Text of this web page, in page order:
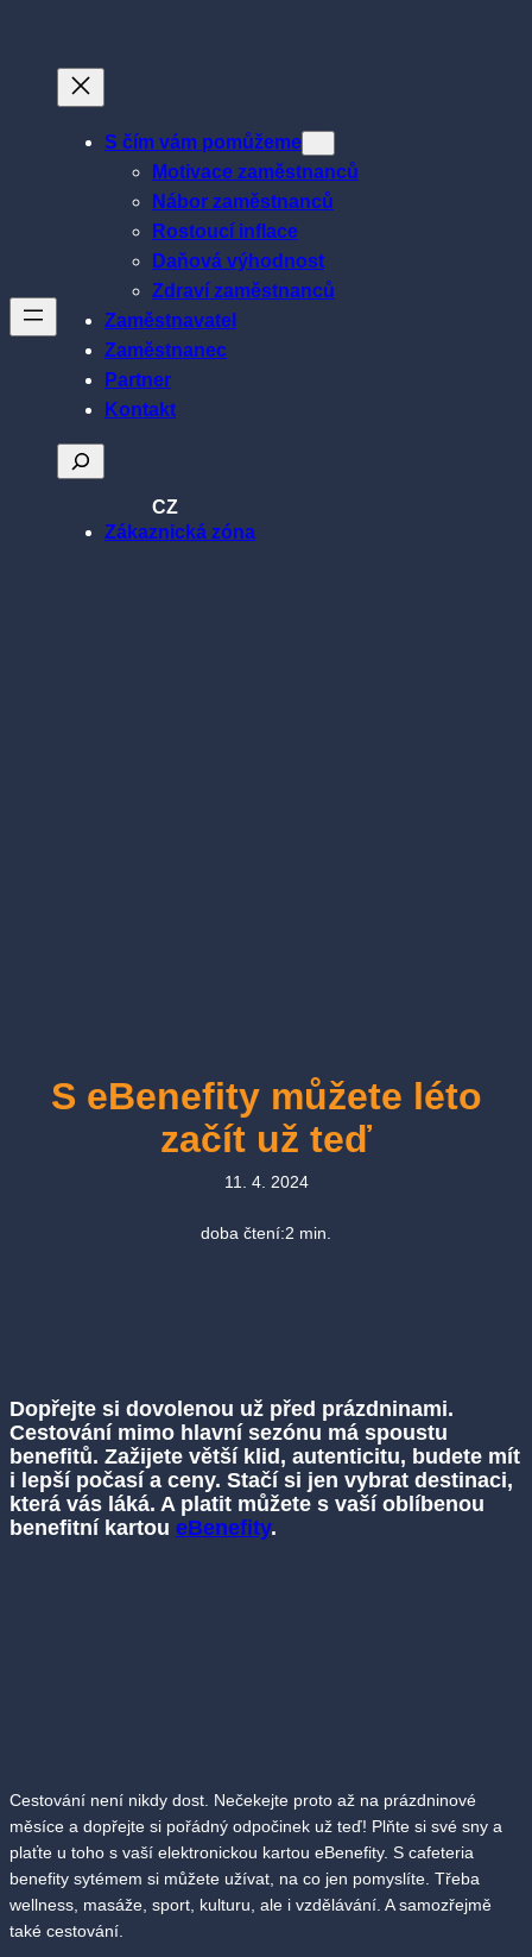
S čím vám pomůžeme
Motivace zaměstnanců
Nábor zaměstnanců
Rostoucí inflace
Daňová výhodnost
Zdraví zaměstnanců
Zaměstnavatel
Zaměstnanec
Partner
Kontakt
Hledat
CZ
Zákaznická zóna
S eBenefity můžete léto
začít už teď
11. 4. 2024
doba čtení:2 min.
Dopřejte si dovolenou už před prázdninami.
Cestování mimo hlavní sezónu má spoustu
benefitů. Zažijete větší klid, autenticitu, budete mít
i lepší počasí a ceny. Stačí si jen vybrat destinaci,
která vás láká. A platit můžete s vaší oblíbenou
benefitní kartou eBenefity.
Cestování není nikdy dost. Nečekejte proto až na prázdninové
měsíce a dopřejte si pořádný odpočinek už teď! Plňte si své sny a
plaťte u toho s vaší elektronickou kartou eBenefity. S cafeteria
benefity sytémem si můžete užívat, na co jen pomyslíte. Třeba
wellness, masáže, sport, kulturu, ale i vzdělávání. A samozřejmě
také cestování.